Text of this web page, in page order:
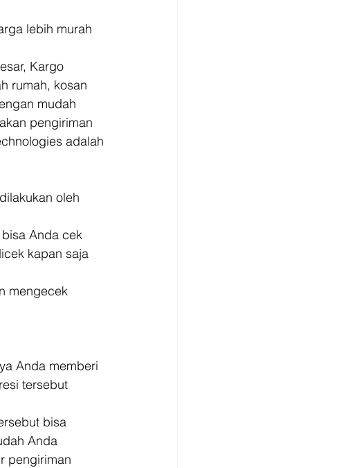
lebih murah
Kargo
rumah, kosan
mudah
pengiriman
adalah
oleh
Anda cek
kapan saja
mengecek
Anda memberi
tersebut
bisa
Anda
pengiriman